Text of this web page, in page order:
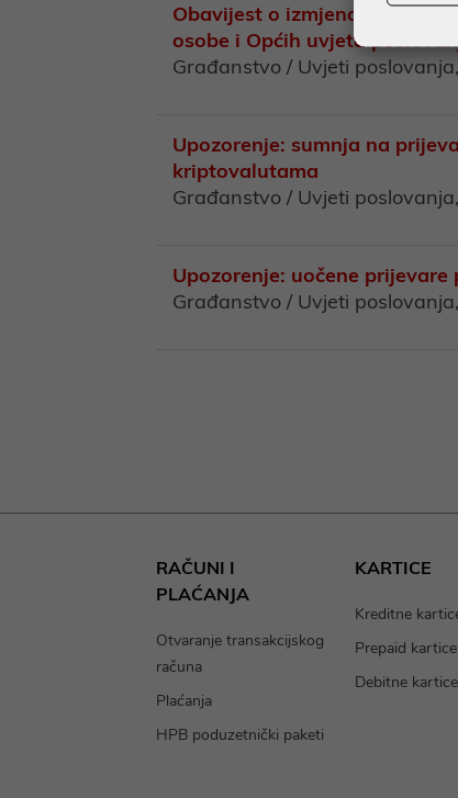
Obavijest o izmjenama i
osobe i Općih uvjeta
Građanstvo / Uvjeti
Upozorenje: sumnja na
kriptovalutama
Građanstvo / Uvjeti
Upozorenje: uočene
Građanstvo / Uvjeti
RAČUNI I
PLAĆANJA
Otvaranje transakcijskog
računa
Plaćanja
HPB poduzetnički paketi
KARTICE
Kreditne
Prepaid kartice
Debitne kartice